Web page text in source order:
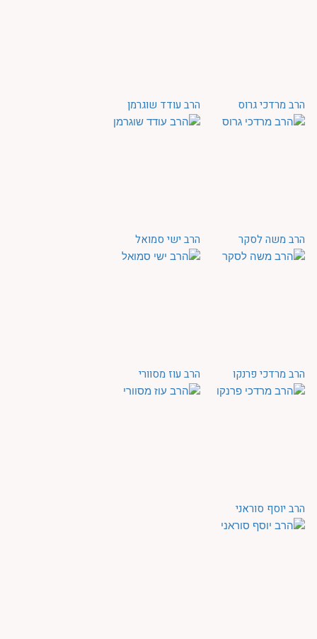
הרב מרדכי גרוס הרב עודד שוגרמן
הרב משה לסקר הרב ישי סמואל
הרב מרדכי פרנקו הרב עוז מסוורי
הרב יוסף סוראני